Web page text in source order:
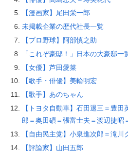
【漫画家】尾田栄一郎
未掲載企業の歴代社長一覧
【プロ野球】阿部慎之助
「これぞ豪邸！」日本の大豪邸一
【女優】芦田愛菜
【歌手・俳優】美輪明宏
【歌手】あのちゃん
【トヨタ自動車】石田退三＝豊
郎＝奥田碩＝張富士夫＝渡辺捷昭
【自由民主党】小泉進次郎＝滝川
【評論家】山田五郎